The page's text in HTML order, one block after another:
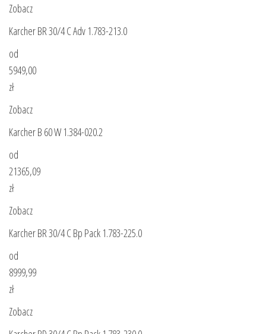
Zobacz
Karcher BR 30/4 C Adv 1.783-213.0
od
5949,00
zł
Zobacz
Karcher B 60 W 1.384-020.2
od
21365,09
zł
Zobacz
Karcher BR 30/4 C Bp Pack 1.783-225.0
od
8999,99
zł
Zobacz